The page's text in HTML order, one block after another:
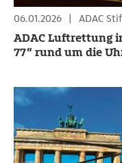
06.01.2026 | ADAC
ADAC Luftrettung
77“ rund um die